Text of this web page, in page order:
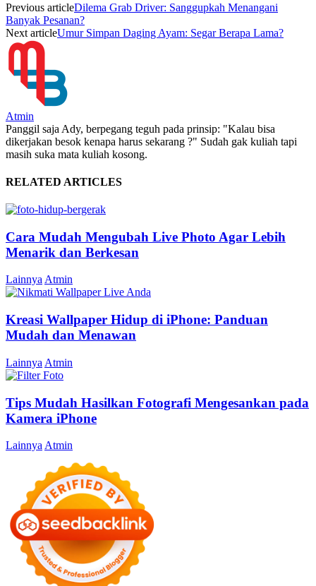
Previous articleDilema Grab Driver: Sanggupkah Menangani
Banyak Pesanan?
Next articleUmur Simpan Daging Ayam: Segar Berapa Lama?
Atmin
Panggil saja Ady, berpegang teguh pada prinsip: "Kalau bisa
dikerjakan besok kenapa harus sekarang ?" Sudah gak kuliah tapi
masih suka mata kuliah kosong.
RELATED ARTICLES
Cara Mudah Mengubah Live Photo Agar Lebih
Menarik dan Berkesan
LainnyaAtmin
Kreasi Wallpaper Hidup di iPhone: Panduan
Mudah dan Menawan
Lainnya Atmin
Tips Mudah Hasilkan Fotografi Mengesankan pada
Kamera iPhone
Lainnya Atmin